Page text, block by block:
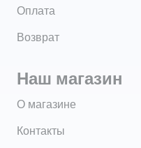
Оплата
Возврат
Наш магазин
О магазине
Контакты